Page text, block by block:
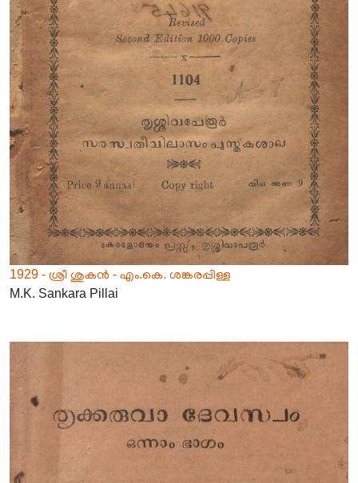
1929 - ശ്രീ ശുകൻ - എം.കെ. ശങ്കരപ്പിള്ള
M.K. Sankara Pillai